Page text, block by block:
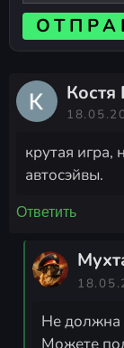
Костя
крутая игра,
автосэйвы.
Ответить
Не должна